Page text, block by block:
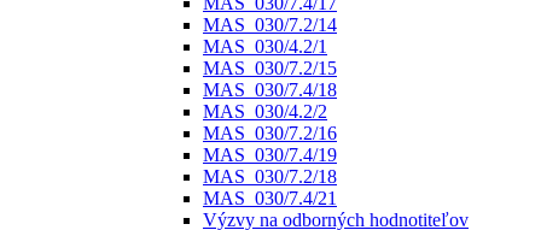
MAS_030/7.2/14
MAS_030/4.2/1
MAS_030/7.2/15
MAS_030/7.4/18
MAS_030/4.2/2
MAS_030/7.2/16
MAS_030/7.4/19
MAS_030/7.2/18
MAS_030/7.4/21
Výzvy na odborných hodnotiteľov